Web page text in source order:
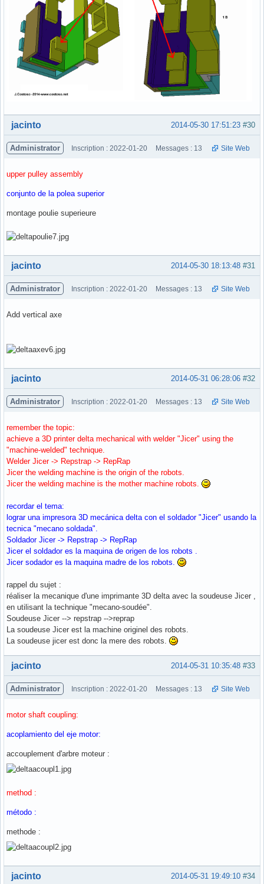
Hors ligne #30
2014-05-30 17:51:23
jacinto
Administrator Inscription : 2022-01-20 Messages : 13 Site Web
upper pulley assembly
conjunto de la polea superior
montage poulie superieure
Hors ligne #31
2014-05-30 18:13:48
jacinto
Administrator Inscription : 2022-01-20 Messages : 13 Site Web
Add vertical axe
Hors ligne #32
2014-05-31 06:28:06
jacinto
Administrator Inscription : 2022-01-20 Messages : 13 Site Web
remember the topic:
achieve a 3D printer delta mechanical with welder "Jicer" using the
"machine-welded" technique.
Welder Jicer -> Repstrap -> RepRap
Jicer the welding machine is the origin of the robots.
Jicer the welding machine is the mother machine robots.
recordar el tema:
lograr una impresora 3D mecánica delta con el soldador "Jicer" usando la
tecnica "mecano soldada".
Soldador Jicer -> Repstrap -> RepRap
Jicer el soldador es la maquina de origen de los robots .
Jicer sodador es la maquina madre de los robots.
rappel du sujet :
réaliser la mecanique d'une imprimante 3D delta avec la soudeuse Jicer ,
en utilisant la technique "mecano-soudée".
Soudeuse Jicer --> repstrap -->reprap
La soudeuse Jicer est la machine originel des robots.
La soudeuse jicer est donc la mere des robots.
Hors ligne #33
2014-05-31 10:35:48
jacinto
Administrator Inscription : 2022-01-20 Messages : 13 Site Web
motor shaft coupling:
acoplamiento del eje motor:
accouplement d'arbre moteur :
method :
método :
methode :
Hors ligne #34
2014-05-31 19:49:10
jacinto